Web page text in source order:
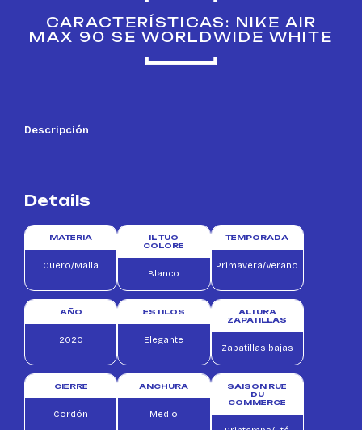
CARACTERÍSTICAS: NIKE AIR
MAX 90 SE WORLDWIDE WHITE
Descripción
Details
MATERIA
Cuero/Malla
IL TUO
COLORE
Blanco
TEMPORADA
Primavera/Verano
AÑO
2020
ESTILOS
Elegante
ALTURA
ZAPATILLAS
Zapatillas bajas
CIERRE
Cordón
ANCHURA
Medio
SAISON RUE
DU
COMMERCE